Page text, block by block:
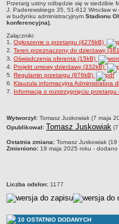
Majątek
Archiwum postępowań
Praca
RODO
Kontrole
Rejestr wniosków o
Plan postępowań
Plan postepowań o
SPRAWOZDANIA
Przetarg ustny odbędzie się w siedzibie
J. Paderewskiego 35, 51-612 Wrocław
w budynku administracyjnymStadionu
konferencyjna).
Załączniki:
1.Ogłoszenie o przetargu (4276kB)
2.Teren przeznaczony do dzierżawy
3.Oświadczenia oferenta (15kB)
4.Projekt umowy dzierżawy (332kB)
5.Regulamin przetargu (976kB)
6.Klauzula informacyjna Administratora
7. Informacja o rozstrzygnięciu przetargu
metryczka
Wytworzył: Tomasz Juskowiak (7 maja
Opublikował: Tomasz Juskowiak
Ostatnia zmiana: Tomasz Juskowiak
Zmieniono: 19 maja 2025 roku -
Liczba odsłon: 1177
10 OSTATNIO DODANYCH